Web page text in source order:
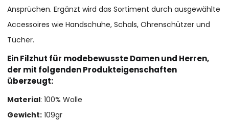
Ansprüchen. Ergänzt wird das Sortiment durch ausgewählte
Accessoires wie Handschuhe, Schals, Ohrenschützer und
Tücher.
Ein Filzhut für modebewusste Damen und Herren,
der mit folgenden Produkteigenschaften
überzeugt:
Material: 100% Wolle
Gewicht: 109gr